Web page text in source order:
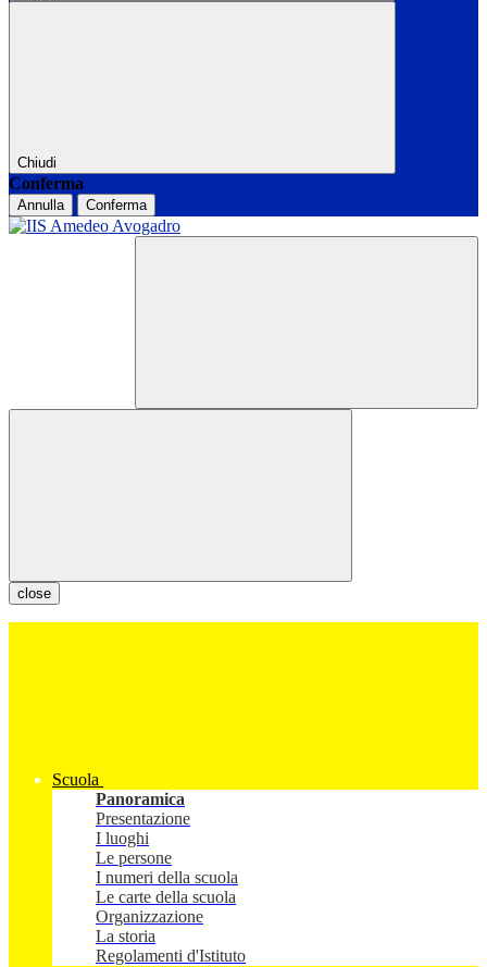
Chiudi
Conferma
Annulla Conferma
close
Scuola
Panoramica
Presentazione
I luoghi
Le persone
I numeri della scuola
Le carte della scuola
Organizzazione
La storia
Regolamenti d'Istituto